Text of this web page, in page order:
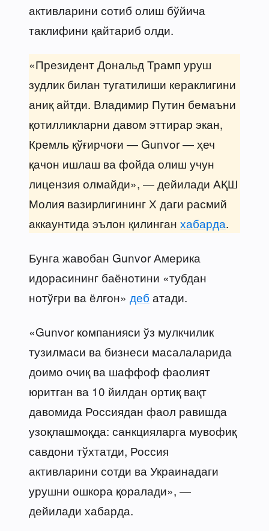
активларини сотиб олиш бўйича
таклифини қайтариб олди.
«Президент Дональд Трамп уруш
зудлик билан тугатилиши кераклигини
аниқ айтди. Владимир Путин бемаъни
қотилликларни давом эттирар экан,
Кремль қўғирчоғи — Gunvor — ҳеч
қачон ишлаш ва фойда олиш учун
лицензия олмайди», — дейилади АҚШ
Молия вазирлигининг Х даги расмий
аккаунтида эълон қилинган хабарда.
Бунга жавобан Gunvor Америка
идорасининг баёнотини «тубдан
нотўғри ва ёлғон» деб атади.
«Gunvor компанияси ўз мулкчилик
тузилмаси ва бизнеси масалаларида
доимо очиқ ва шаффоф фаолият
юритган ва 10 йилдан ортиқ вақт
давомида Россиядан фаол равишда
узоқлашмоқда: санкцияларга мувофиқ
савдони тўхтатди, Россия
активларини сотди ва Украинадаги
урушни ошкора қоралади», —
дейилади хабарда.